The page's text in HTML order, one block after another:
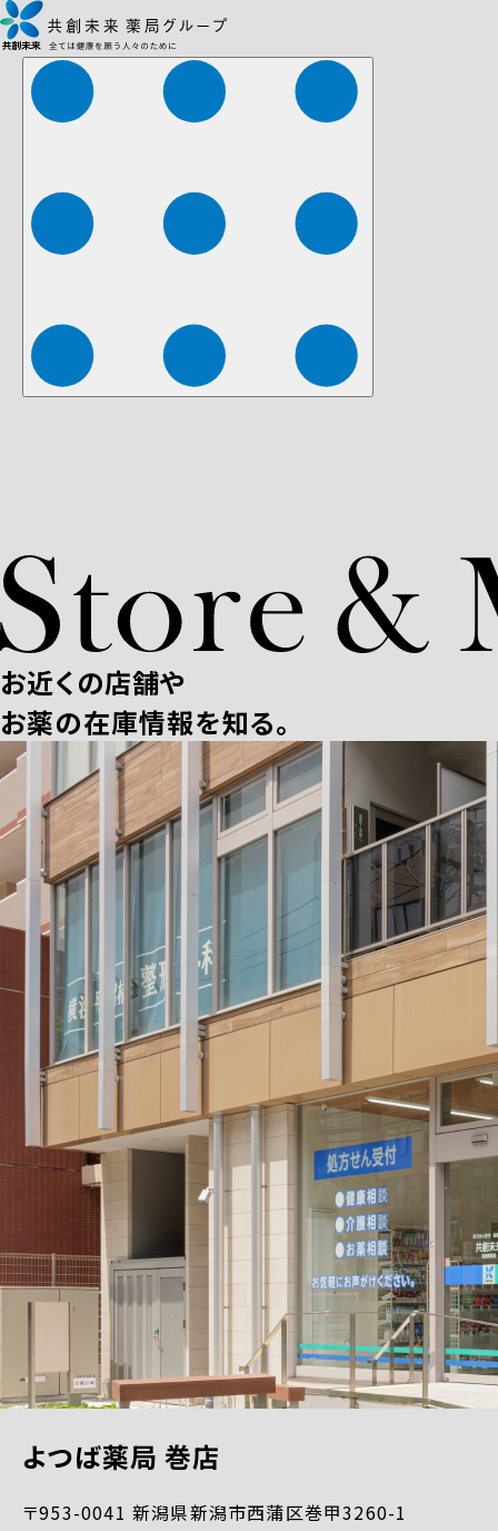
株式会社ファーマみらい 株式会社ストレチア
お近くの店舗や
お薬の在庫情報を知る。
よつば薬局 巻店
〒953-0041 新潟県新潟市西蒲区巻甲3260-1